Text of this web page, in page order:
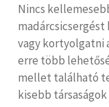
Nincs
vagy kortyolgatni
erre több
mellet található
kisebb